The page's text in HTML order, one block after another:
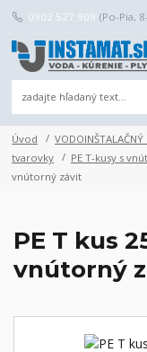
0902 527 909 (Po-Pia,
Úvod VODOINŠTALAČNÝ
tvarovky
PE T-kusy s
vnútorný závit
PE T kus
vnútorný